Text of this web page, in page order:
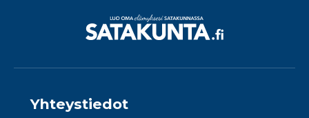
Yhteystiedot